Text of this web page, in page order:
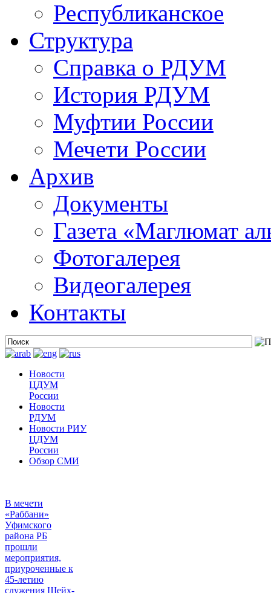
Республиканское
Структура
Справка о РДУМ
История РДУМ
Муфтии России
Мечети России
Архив
Документы
Газета «Маглюмат
Фотогалерея
Видеогалерея
Контакты
Новости
ЦДУМ
России
Новости
РДУМ
Новости РИУ
ЦДУМ
России
Обзор СМИ
В мечети
«Раббани»
Уфимского
района РБ
прошли
мероприятия,
приуроченные к
45-летию
служения Шейх-